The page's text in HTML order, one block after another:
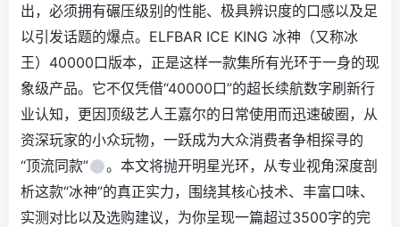
出，必须拥有碾压级别的性能、极具辨识度的口感以及足
以引发话题的爆点。ELFBAR ICE KING 冰神（又称冰
王）40000口版本，正是这样一款集所有光环于一身的现
象级产品。它不仅凭借“40000口”的超长续航数字刷新行
业认知，更因顶级艺人王嘉尔的日常使用而迅速破圈，从
资深玩家的小众玩物，一跃成为大众消费者争相探寻的
“顶流同款”
。本文将抛开明星光环，从专业视角深度剖
析这款“冰神”的真正实力，围绕其核心技术、丰富口味、
实测对比以及选购建议，为你呈现一篇超过3500字的完